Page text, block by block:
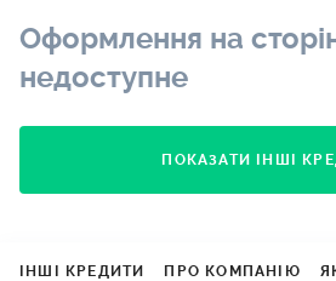
Оформлення на
недоступне
ПОКАЗАТИ ІНШІ
ІНШІ КРЕДИТИ ПРО КОМПАНІЮ